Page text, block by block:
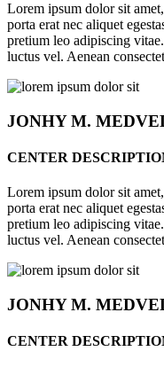
Lorem ipsum dolor sit
porta erat nec aliquet
pretium leo adipiscing
luctus vel. Aenean
JONHYM.
CENTER
Lorem ipsum dolor sit
porta erat nec aliquet
pretium leo adipiscing
luctus vel. Aenean
JONHYM.
CENTER